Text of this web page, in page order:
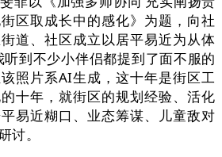
区取成长中的感化》为题，向社
道、社区成立以居平易近为从体
听到不少小伴侣都提到了面不服的
照片系AI生成，这十年是街区工
十年，就街区的规划经验、活化
易近糊口、业态筹谋、儿童敌对
讨。